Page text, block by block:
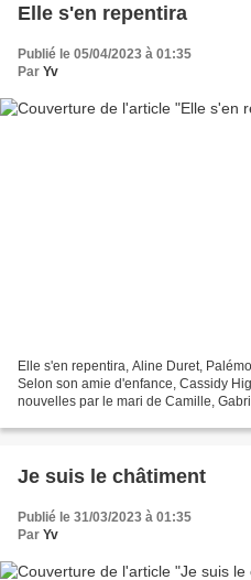
Elle s'en repentira
Publié le 05/04/2023 à 01:35
Par Yv
Elle s'en repentira, Aline Duret,
Selon son amie d'enfance, Cassidy
nouvelles par le mari de Camille,
Je suis le châtiment
Publié le 31/03/2023 à 01:35
Par Yv